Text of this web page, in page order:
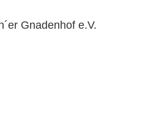
Gnadenhof e.V.